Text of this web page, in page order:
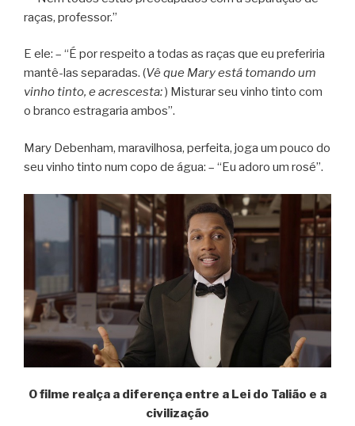
raças, professor.”
E ele: – “É por respeito a todas as raças que eu preferiria
mantê-las separadas. (Vê que Mary está tomando um
vinho tinto, e acrescesta:) Misturar seu vinho tinto com
o branco estragaria ambos”.
Mary Debenham, maravilhosa, perfeita, joga um pouco do
seu vinho tinto num copo de água: – “Eu adoro um rosé”.
O filme realça a diferença entre a Lei do Talião e a
civilização